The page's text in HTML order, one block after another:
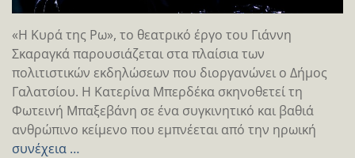
«Η Κυρά της Ρω», το θεατρικό έργο του Γιάννη
Σκαραγκά παρουσιάζεται στα πλαίσια των
πολιτιστικών εκδηλώσεων που διοργανώνει ο Δήμος
Γαλατσίου. Η Κατερίνα Μπερδέκα σκηνοθετεί τη
Φωτεινή Μπαξεβάνη σε ένα συγκινητικό και βαθιά
ανθρώπινο κείμενο που εμπνέεται από την ηρωική
συνέχεια …